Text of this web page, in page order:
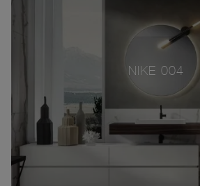
NIKE 004